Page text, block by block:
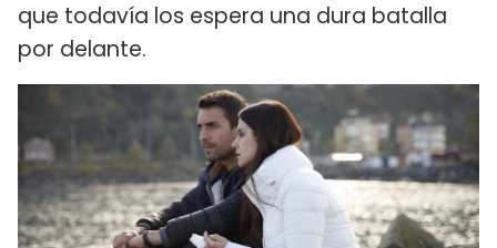
que todavía los espera una dura batalla
por delante.